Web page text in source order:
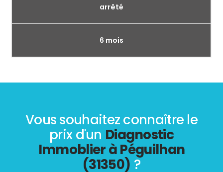
arrêté
6 mois
Vous souhaitez connaître le
prix d'un Diagnostic
Immoblier à Péguilhan
(31350) ?